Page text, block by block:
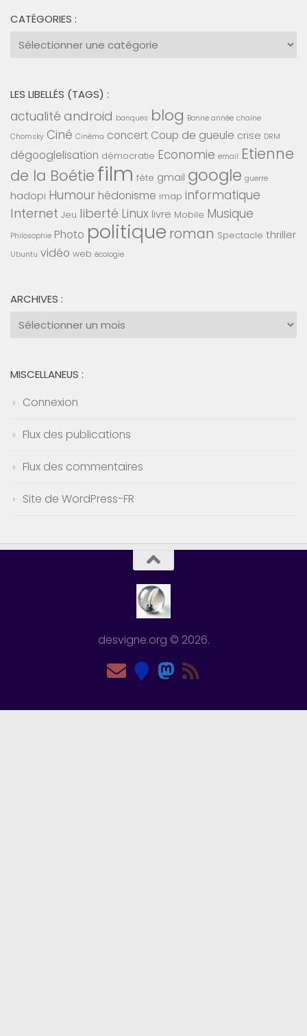
CATÉGORIES :
Catégories
LES LIBELLÉS (TAGS) :
actualité android banques blog Bonne année chaîne
Chomsky Ciné Cinéma concert Coup de gueule crise DRM
dégooglelisation démocratie Economie email Etienne
de la Boétie film fête gmail google guerre
hadopi Humour hédonisme imap informatique
Internet Jeu liberté Linux livre Mobile Musique
Philosophie Photo politique roman Spectacle thriller
Ubuntu vidéo web écologie
ARCHIVES :
Archives
MISCELLANEUS :
Connexion
Flux des publications
Flux des commentaires
Site de WordPress-FR
desvigne.org © 2026.